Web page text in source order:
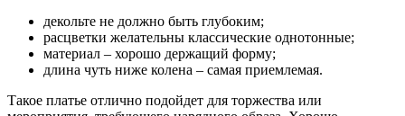
декольте не должно быть глубоким;
расцветки желательны классические однотонные;
материал – хорошо держащий форму;
длина чуть ниже колена – самая приемлемая.
Такое платье отлично подойдет для торжества или